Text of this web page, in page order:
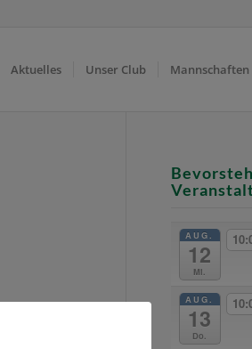
Aktuelles Unser Club Mannschaften
AUG.
12
Mi.
AUG.
13
Do.